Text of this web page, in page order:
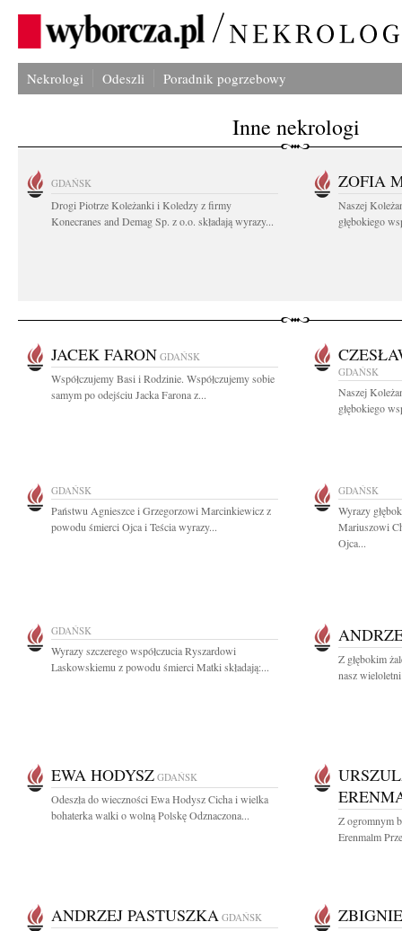
Nekrologi Odeszli Poradnik pogrzebowy
Inne nekrologi
GDAŃSK
Drogi Piotrze Koleżanki i Koledzy z firmy
Konecranes and Demag Sp. z o.o. składają wyrazy...
ZOFIA
Naszej
głębokiego
JACEK FARON GDAŃSK
Współczujemy Basi i Rodzinie. Współczujemy sobie
samym po odejściu Jacka Farona z...
GDAŃSK
Naszej
głębokiego
GDAŃSK
Państwu Agnieszce i Grzegorzowi Marcinkiewicz z
powodu śmierci Ojca i Teścia wyrazy...
GDAŃSK
Wyrazy
Mariuszowi
Ojca...
GDAŃSK
Wyrazy szczerego współczucia Ryszardowi
Laskowskiemu z powodu śmierci Matki składają:...
Z głębokim
nasz
EWA HODYSZ GDAŃSK
Odeszła do wieczności Ewa Hodysz Cicha i wielka
bohaterka walki o wolną Polskę Odznaczona...
Z ogromnym
Erenmalm
ANDRZEJ PASTUSZKA GDAŃSK